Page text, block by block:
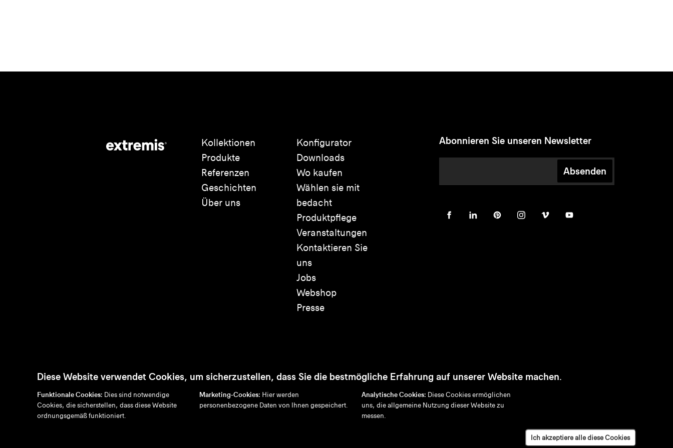
Kollektionen
Produkte
Referenzen
Geschichten
Über uns
Konfigurator
Downloads
Wo kaufen
Wählen sie mit
bedacht
Produktpflege
Veranstaltungen
Kontaktieren Sie
uns
Jobs
Webshop
Presse
Abonnieren Sie unseren Newsletter
Absenden
en/nl/ fr/de Disclaimer Datenschutzrichtlinie Cookie-Richtlinie
Diese Website verwendet Cookies, um sicherzustellen, dass Sie die bestmögliche Erfahrung auf unserer Website machen.
Funktionale Cookies: Dies sind notwendige
Cookies, die sicherstellen, dass diese Website
ordnungsgemäß funktioniert.
Marketing-Cookies: Hier werden
personenbezogene Daten von Ihnen gespeichert.
Analytische Cookies: Diese Cookies ermöglichen
uns, die allgemeine Nutzung dieser Website zu
messen.
Ich akzeptiere alle diese Cookies